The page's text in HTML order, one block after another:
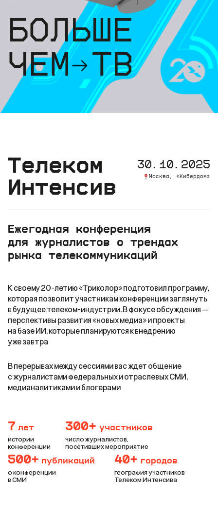
БОЛЬШЕ
ЧЕМ ТВ
Телеком
Интенсив
30.10.2025
Москва, «Кибердом»
Ежегодная конференция
для журналистов о трендах
рынка телекоммуникаций
К своему 20-летию «Триколор» подготовил программу,
которая позволит участникам конференции заглянуть
в будущее телеком-индустрии. В фокусе обсуждения —
перспективы развития «новых медиа» и проекты
на базе ИИ, которые планируются к внедрению
уже завтра
В перерывах между сессиями вас ждет общение
с журналистами федеральных и отраслевых СМИ,
медианалитиками и блогерами
7лет
истории
конференции
300+участников
число журналистов,
посетивших мероприятие
500+публикаций
о конференции
в СМИ
40+городов
география участников
Телеком Интенсива